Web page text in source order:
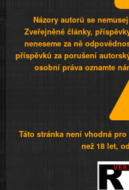
Názory autorů se
Zveřejněné články,
neneseme za ně
příspěvků za porušení
osobní práva oznamte
Táto stránka není vhodná
než 18 let,